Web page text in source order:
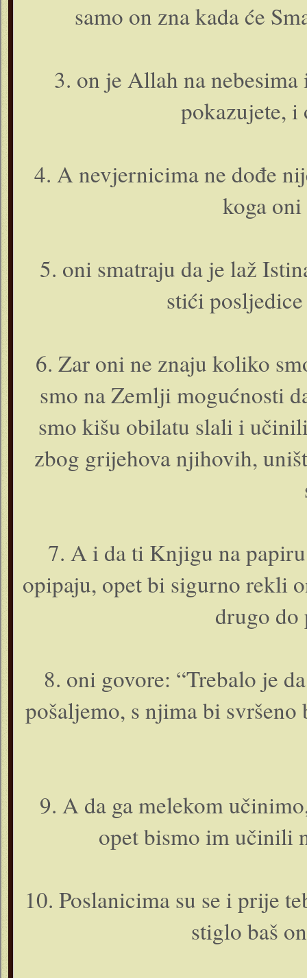
samo o­n zna kada će
3. o­n je Allah na
pokazujete, i
4. A nevjernicima ne dođe
koga
5. o­ni smatraju da je laž
stići
6. Zar o­ni ne znaju koliko
smo na Zemlji mogućnosti
smo kišu obilatu slali i
zbog grijehova njihovih,
7. A i da ti Knjigu na
opipaju, opet bi sigurno rekli
drugo do
8. o­ni govore: “Trebalo je
pošaljemo, s njima bi
9. A da ga melekom
opet bismo im učinili
10. Poslanicima su se i prije
stiglo baš